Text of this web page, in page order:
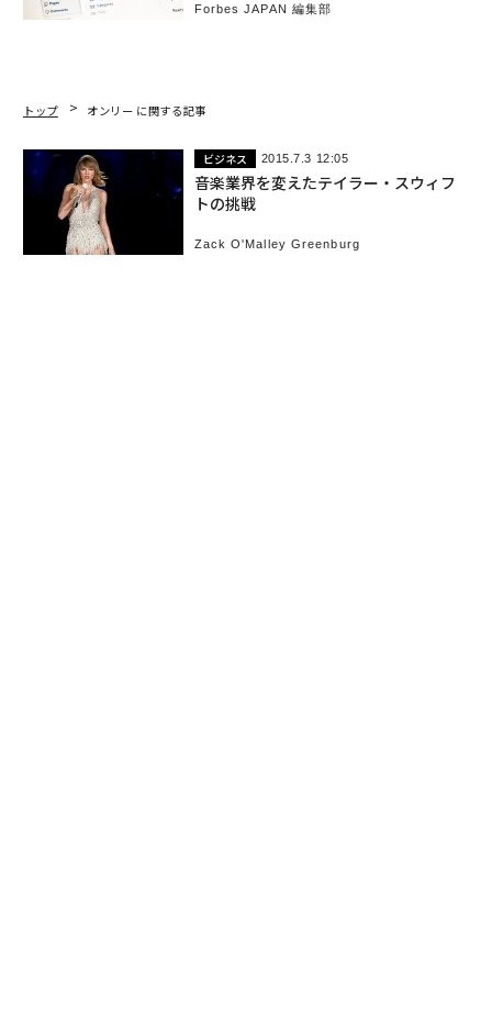
Forbes JAPAN 編集部
トップ オンリー に関する記事
ビジネス 2015.7.3 12:05
音楽業界を変えたテイラー・スウィフ
トの挑戦
Zack O'Malley Greenburg